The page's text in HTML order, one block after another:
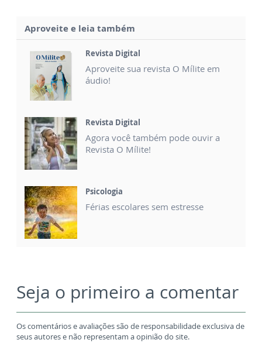
Aproveite e leia também
Revista Digital
Aproveite sua revista O Mílite em
áudio!
Revista Digital
Agora você também pode ouvir a
Revista O Mílite!
Psicologia
Férias escolares sem estresse
Seja o primeiro a comentar
Os comentários e avaliações são de responsabilidade exclusiva de
seus autores e não representam a opinião do site.